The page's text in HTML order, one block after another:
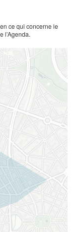
ce qui concerne le
l’Agenda.